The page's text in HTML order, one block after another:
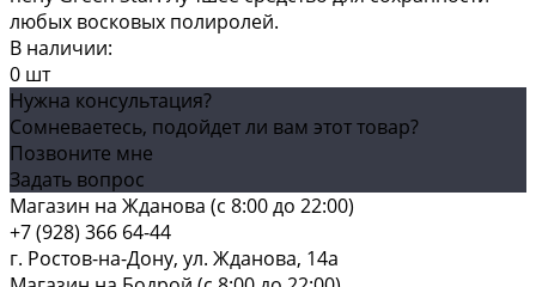
любых восковых полиролей.
В наличии:
0 шт
Нужна консультация?
Сомневаетесь, подойдет ли вам этот товар?
Позвоните мне
Задать вопрос
Магазин на Жданова (c 8:00 до 22:00)
+7 (928) 366 64-44
г. Ростов-на-Дону, ул. Жданова, 14а